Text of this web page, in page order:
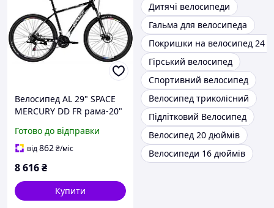
Велосипед AL 29" SPACE
MERCURY DD FR рама-20"
Готово до відправки
від862₴/міс
8 616₴
Купити
Дитячі велосипеди
Гальма для велосипеда
Покришки на велосипед 24
Гірський велосипед
Спортивний велосипед
Велосипед триколісний
Підлітковий Велосипед
Велосипед 20 дюймів
Велосипеди 16 дюймів